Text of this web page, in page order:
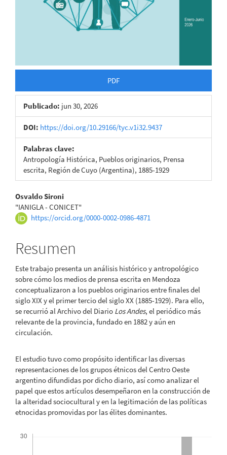
PDF
Publicado: jun 30, 2026
DOI: https://doi.org/10.29166/tyc.v1i32.9437
Palabras clave:
Antropología Histórica, Pueblos originarios, Prensa
escrita, Región de Cuyo (Argentina), 1885-1929
Contenido
principal
artículo
Osvaldo Sironi
"IANIGLA - CONICET"
https://orcid.org/0000-0002-0986-4871
Resumen
Este trabajo presenta un análisis histórico y antropológico
sobre cómo los medios de prensa escrita en Mendoza
conceptualizaron a los pueblos originarios entre finales del
siglo XIX y el primer tercio del siglo XX (1885-1929). Para ello,
se recurrió al Archivo del Diario Los Andes, el periódico más
relevante de la provincia, fundado en 1882 y aún en
circulación.
El estudio tuvo como propósito identificar las diversas
representaciones de los grupos étnicos del Centro Oeste
argentino difundidas por dicho diario, así como analizar el
papel que estos artículos desempeñaron en la construcción de
la alteridad sociocultural y en la legitimación de las políticas
etnocidas promovidas por las élites dominantes.